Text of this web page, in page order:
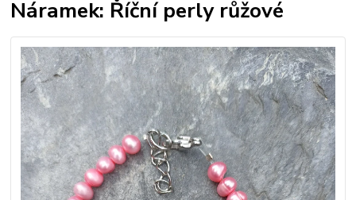
Náramek: Říční perly růžové